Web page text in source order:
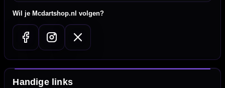
Wil je Mcdartshop.nl volgen?
Handige links